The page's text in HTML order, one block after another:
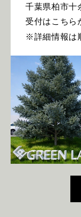
千葉県柏市
受付はこちら
※詳細情報は